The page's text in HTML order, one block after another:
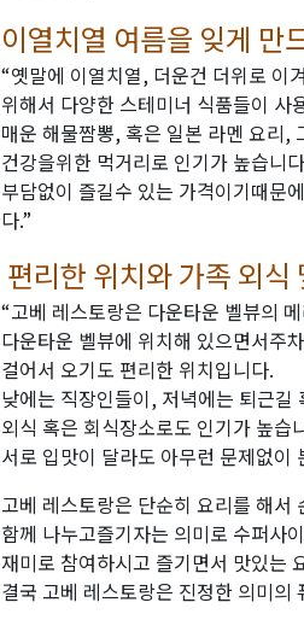
이열치열 여름을 잊게 만
“옛말에 이열치열, 더운건 더위로 이
위해서 다양한 스테미너 식품들이 사
매운 해물짬뽕, 혹은 일본 라멘 요리,
건강을위한 먹거리로 인기가 높습니
부담없이 즐길수 있는 가격이기때문
다.”
편리한 위치와 가족 외식
“고베 레스토랑은 다운타운 벨뷰의
다운타운 벨뷰에 위치해 있으면서주
걸어서 오기도 편리한 위치입니다.
낮에는 직장인들이, 저녁에는 퇴근
외식 혹은 회식장소로도 인기가 높습
서로 입맛이 달라도 아무런 문제없이
고베 레스토랑은 단순히 요리를 해서
함께 나누고즐기자는 의미로 수퍼사
재미로 참여하시고 즐기면서 맛있는
결국 고베 레스토랑은 진정한 의미의